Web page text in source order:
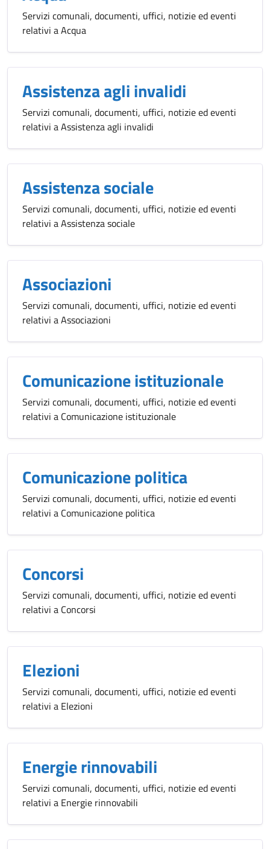
Servizi comunali, documenti, uffici, notizie ed eventi
relativi a Acqua
Assistenza agli invalidi
Servizi comunali, documenti, uffici, notizie ed eventi
relativi a Assistenza agli invalidi
Assistenza sociale
Servizi comunali, documenti, uffici, notizie ed eventi
relativi a Assistenza sociale
Associazioni
Servizi comunali, documenti, uffici, notizie ed eventi
relativi a Associazioni
Comunicazione istituzionale
Servizi comunali, documenti, uffici, notizie ed eventi
relativi a Comunicazione istituzionale
Comunicazione politica
Servizi comunali, documenti, uffici, notizie ed eventi
relativi a Comunicazione politica
Concorsi
Servizi comunali, documenti, uffici, notizie ed eventi
relativi a Concorsi
Elezioni
Servizi comunali, documenti, uffici, notizie ed eventi
relativi a Elezioni
Energie rinnovabili
Servizi comunali, documenti, uffici, notizie ed eventi
relativi a Energie rinnovabili